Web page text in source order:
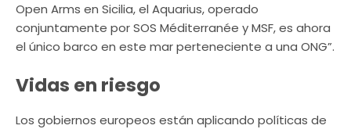
Open Arms en Sicilia, el Aquarius, operado
conjuntamente por SOS Méditerranée y MSF, es ahora
el único barco en este mar perteneciente a una ONG”.
Vidas en riesgo
Los gobiernos europeos están aplicando políticas de